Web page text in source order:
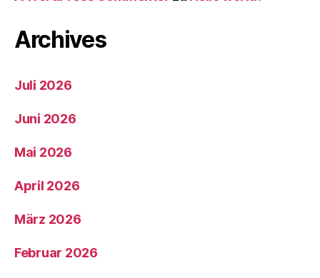
Archives
Juli 2026
Juni 2026
Mai 2026
April 2026
März 2026
Februar 2026